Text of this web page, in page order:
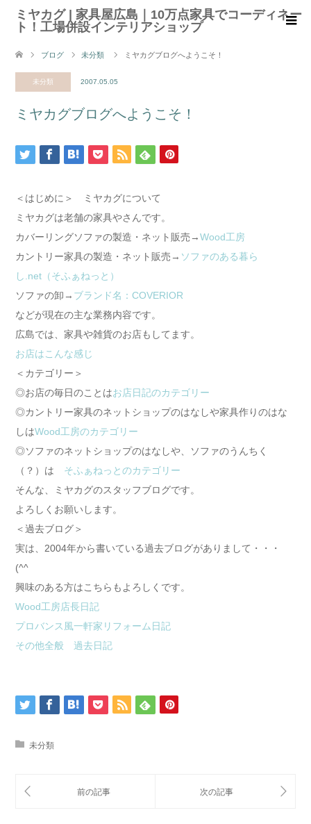
ミヤカグ | 家具屋広島｜10万点家具でコーディネー
ト！工場併設インテリアショップ
ブログ 未分類 ミヤカグブログへようこそ！
未分類 2007.05.05
ミヤカグブログへようこそ！
＜はじめに＞ ミヤカグについて
ミヤカグは老舗の家具やさんです。
カバーリングソファの製造・ネット販売→Wood工房
カントリー家具の製造・ネット販売→ ソファのある暮ら
し.net（そふぁねっと）
ソファの卸→ ブランド名：COVERIOR
などが現在の主な業務内容です。
広島では、家具や雑貨のお店もしてます。
お店はこんな感じ
＜カテゴリー＞
◎お店の毎日のことはお店日記のカテゴリー
◎カントリー家具のネットショップのはなしや家具作りのはな
しはWood工房のカテゴリー
◎ソファのネットショップのはなしや、ソファのうんちく
（？）は そふぁねっとのカテゴリー
そんな、ミヤカグのスタッフブログです。
よろしくお願いします。
＜過去ブログ＞
実は、2004年から書いている過去ブログがありまして・・・
(^^ゞ
興味のある方はこちらもよろしくです。
Wood工房店長日記
プロバンス風一軒家リフォーム日記
その他全般 過去日記
未分類